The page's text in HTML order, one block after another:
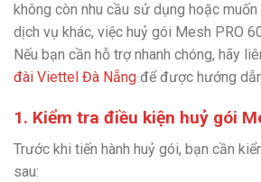
không còn nhu cầu sử dụng hoặc
dịch vụ khác, việc huỷ gói Mesh PRO
Nếu bạn cần hỗ trợ nhanh chóng, hãy
đài Viettel Đà Nẵng để được hướng
1. Kiểm tra điều kiện huỷ gói
Trước khi tiến hành huỷ gói, bạn cần
sau: